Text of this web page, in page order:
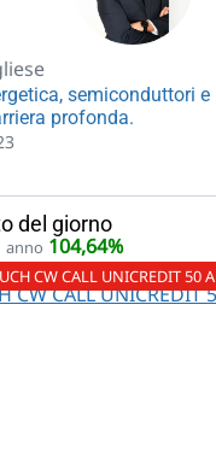
semiconduttori e
profonda.
del giorno
anno 104,64%
UCH CW CALL UNICREDIT 50